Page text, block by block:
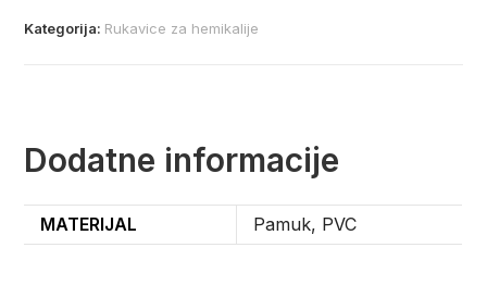
Kategorija: Rukavice za hemikalije
Dodatne informacije
MATERIJAL Pamuk, PVC